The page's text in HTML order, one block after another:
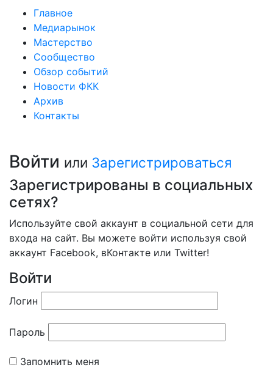
Главное
Медиарынок
Мастерство
Сообщество
Обзор событий
Новости ФКК
Архив
Контакты
Войти или Зарегистрироваться
Зарегистрированы в социальных
сетях?
Используйте свой аккаунт в социальной сети для
входа на сайт. Вы можете войти используя свой
аккаунт Facebook, вКонтакте или Twitter!
Войти
Логин
Пароль
Запомнить меня